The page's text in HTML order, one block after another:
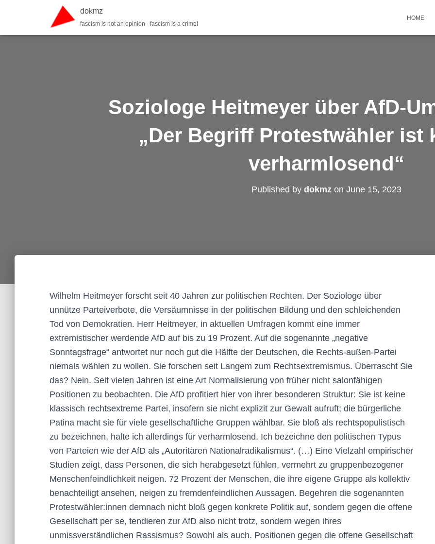
dokmz
fascism is not an opinion - fascism is a crime!
HOME
Soziologe Heitmeyer über AfD-
„Der Begriff Protestwähler ist
verharmlosend“
Published by dokmzon June 15, 2023
Wilhelm Heitmeyer forscht seit 40 Jahren zur politischen Rechten. Der Soziologe über
unnütze Parteiverbote, die Versäumnisse in der politischen Bildung und den schleichenden
Tod von Demokratien. Herr Heitmeyer, in aktuellen Umfragen kommt eine immer
extremistischer werdende AfD auf bis zu 19 Prozent. Auf die sogenannte „negative
Sonntagsfrage“ antwortet nur noch gut die Hälfte der Deutschen, die Rechts-außen-Partei
niemals wählen zu wollen. Sie forschen seit Langem zum Rechtsextremismus. Überrascht Sie
das? Nein. Seit vielen Jahren ist eine Art Normalisierung von früher nicht salonfähigen
Positionen zu beobachten. Die AfD profitiert hier von ihrer besonderen Struktur: Sie ist keine
klassisch rechtsextreme Partei, insofern sie nicht explizit zur Gewalt aufruft; die bürgerliche
Patina macht sie für viele gesellschaftliche Gruppen wählbar. Sie bloß als rechtspopulistisch
zu bezeichnen, halte ich allerdings für verharmlosend. Ich bezeichne den politischen Typus
von Parteien wie der AfD als „Autoritären Nationalradikalismus“. (…) Eine Vielzahl empirischer
Studien zeigt, dass Personen, die sich herabgesetzt fühlen, vermehrt zu gruppenbezogener
Menschenfeindlichkeit neigen. 72 Prozent der Menschen, die ihre eigene Gruppe als kollektiv
benachteiligt ansehen, neigen zu fremdenfeindlichen Aussagen. Begehren die sogenannten
Protestwähler:innen demnach nicht bloß gegen konkrete Politik auf, sondern gegen die offene
Gesellschaft per se, tendieren zur AfD also nicht trotz, sondern wegen ihres
unmissverständlichen Rassismus? Sowohl als auch. Positionen gegen die offene Gesellschaft